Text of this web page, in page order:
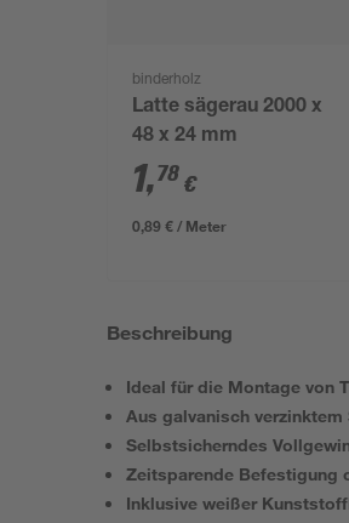
binderholz
Latte sägerau 2000 x
48 x 24 mm
1,78 €
0,89 € / Meter
Beschreibung
Ideal für die Montage von
Aus galvanisch verzinktem
Selbstsicherndes
Zeitsparende Befestigung
Inklusive weißer